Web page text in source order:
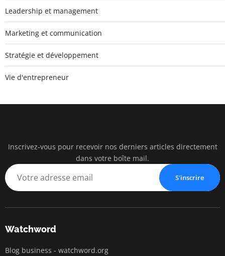
Leadership et management
Marketing et communication
Stratégie et développement
Vie d'entrepreneur
BUSINESS
Inscrivez-vous pour recevoir nos derniers articles directement
dans votre boîte mail.
S'inscrire
Watchword
Blog business - watchword.org